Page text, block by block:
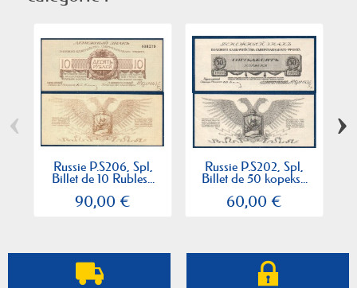
Russie P.S206, Spl,
Billet de 10 Rubles...
90,00 €
Russie P.S202, Spl,
Billet de 50 kopeks...
60,00 €
‹ ›